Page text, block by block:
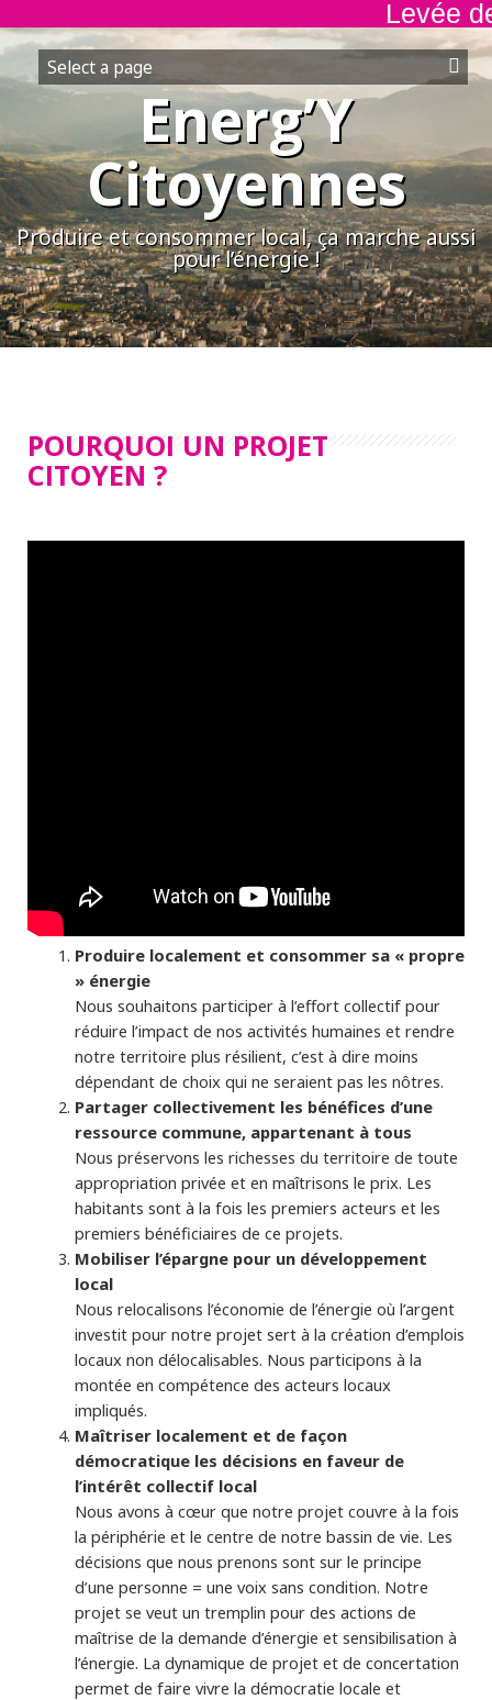
Levée
Aller
au
contenu
Energ’Y
Citoyennes
Produire et consommer local, ça marche aussi
pour l’énergie !
POURQUOI UN PROJET
CITOYEN ?
Produire localement et consommer sa « propre
» énergie
Nous souhaitons participer à l’effort collectif pour
réduire l’impact de nos activités humaines et rendre
notre territoire plus résilient, c’est à dire moins
dépendant de choix qui ne seraient pas les nôtres.
Partager collectivement les bénéfices d’une
ressource commune, appartenant à tous
Nous préservons les richesses du territoire de toute
appropriation privée et en maîtrisons le prix. Les
habitants sont à la fois les premiers acteurs et les
premiers bénéficiaires de ce projets.
Mobiliser l’épargne pour un développement
local
Nous relocalisons l’économie de l’énergie où l’argent
investit pour notre projet sert à la création d’emplois
locaux non délocalisables. Nous participons à la
montée en compétence des acteurs locaux
impliqués.
Maîtriser localement et de façon
démocratique les décisions en faveur de
l’intérêt collectif local
Nous avons à cœur que notre projet couvre à la fois
la périphérie et le centre de notre bassin de vie. Les
décisions que nous prenons sont sur le principe
d’une personne = une voix sans condition. Notre
projet se veut un tremplin pour des actions de
maîtrise de la demande d’énergie et sensibilisation à
l’énergie. La dynamique de projet et de concertation
permet de faire vivre la démocratie locale et